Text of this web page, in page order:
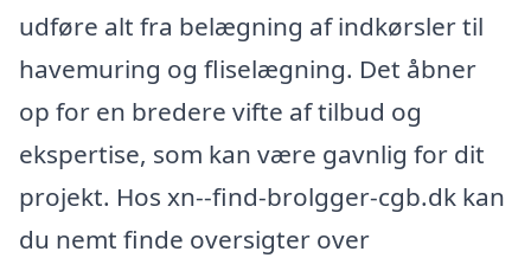
udføre alt fra belægning af indkørsler til
havemuring og fliselægning. Det åbner
op for en bredere vifte af tilbud og
ekspertise, som kan være gavnlig for dit
projekt. Hos xn--find-brolgger-cgb.dk kan
du nemt finde oversigter over